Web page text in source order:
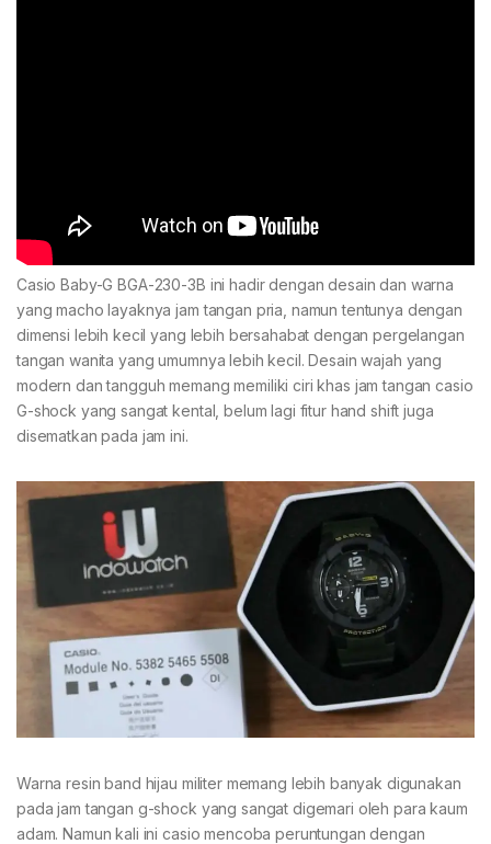
Casio Baby-G BGA-230-3B ini hadir dengan desain dan warna
yang macho layaknya jam tangan pria, namun tentunya dengan
dimensi lebih kecil yang lebih bersahabat dengan pergelangan
tangan wanita yang umumnya lebih kecil. Desain wajah yang
modern dan tangguh memang memiliki ciri khas jam tangan casio
G-shock yang sangat kental, belum lagi fitur hand shift juga
disematkan pada jam ini.
Warna resin band hijau militer memang lebih banyak digunakan
pada jam tangan g-shock yang sangat digemari oleh para kaum
adam. Namun kali ini casio mencoba peruntungan dengan